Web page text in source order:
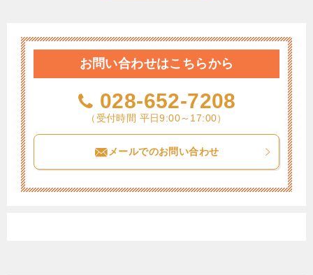
お問い合わせはこちらから
028-652-7208
（受付時間 平日9:00～17:00）
メールでのお問い合わせ